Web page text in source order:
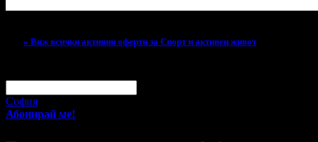
» Виж всички активни оферти за Спорт и активен живот
София
Абонирай ме!